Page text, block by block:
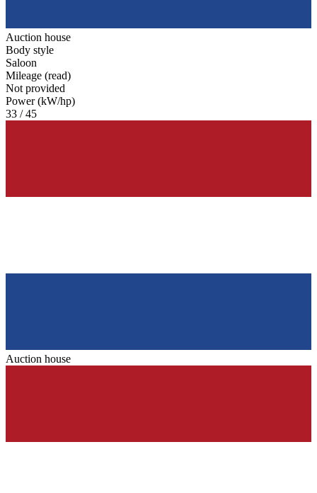
Auction house
Body style
Saloon
Mileage (read)
Not provided
Power (kW/hp)
33 / 45
Auction house